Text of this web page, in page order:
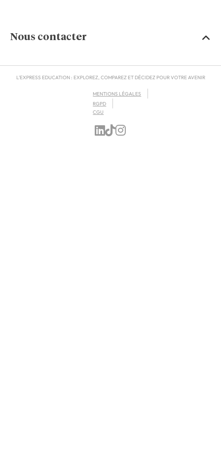
Nous contacter
L'EXPRESS EDUCATION : EXPLOREZ, COMPAREZ ET DÉCIDEZ POUR VOTRE AVENIR
MENTIONS LÉGALES
RGPD
CGU